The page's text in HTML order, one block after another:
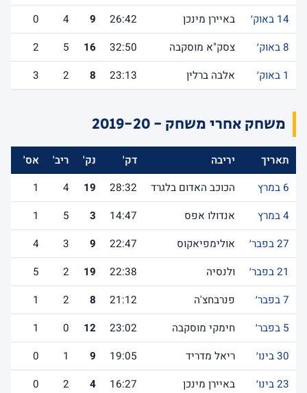
14 באוק׳
באיירן מינכן 26:42
9
4
0
8 באוק׳
צסק"א מוסקבה 32:50
16
5
2
1 באוק׳
אלבה ברלין 23:13
8
2
3
משחק אחרי משחק - 2019-20
תאריך יריבה דק' נק' ריב' אס'
6 במרץ
הכוכב האדום בלגרד 28:32
19
4
1
4 במרץ
אנדולו אפס 14:47
3
5
1
27 בפבר׳
אולימפיאקוס 22:47
9
3
4
21 בפבר׳
ולנסיה 22:38
19
2
5
7 בפבר׳
פנרבחצ'ה 21:12
8
2
1
5 בפבר׳
חימקי מוסקבה 23:02
12
0
1
30 בינו׳
ריאל מדריד 19:05
9
1
0
23 בינו׳
באיירן מינכן 16:27
4
2
0